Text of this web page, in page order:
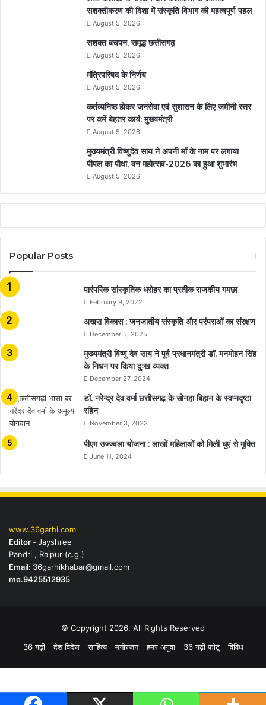
सशक्तीकरण की दिशा में संस्कृति विभाग की महत्वपूर्ण पहल
August 5, 2026
सशक्त बचपन, समृद्ध छत्तीसगढ़
August 5, 2026
मंत्रिपरिषद के निर्णय
August 5, 2026
कर्तव्यनिष्ठ होकर जनसेवा एवं सुशासन के लिए जमीनी स्तर
पर करें बेहतर कार्य: मुख्यमंत्री
August 5, 2026
मुख्यमंत्री विष्णुदेव साय ने अपनी माँ के नाम पर लगाया
पीपल का पौधा, वन महोत्सव-2026 का हुआ शुभारंभ
August 5, 2026
Popular Posts
​​​​​​​पारंपरिक सांस्कृतिक धरोहर का प्रतीक राजकीय गमछा
February 9, 2022
अखरा विकास : जनजातीय संस्कृति और परंपराओं का संरक्षण
December 5, 2025
मुख्यमंत्री विष्णु देव साय ने पूर्व प्रधानमंत्री डॉ. मनमोहन सिंह
के निधन पर किया दुःख व्यक्त
December 27, 2024
डॉ. नरेन्द्र देव वर्मा छत्तीसगढ़ के सोनहा बिहान के स्वप्नदृष्टा
रहिन
November 3, 2023
पीएम उज्ज्वला योजना : लाखों महिलाओं को मिली धुएं से मुक्ति
June 11, 2024
www.36garhi.com
Editor -Jayshree
Pandri , Raipur (c.g.)
Email: 36garhikhabar@gmail.com
mo.9425512935
© Copyright 2026, All Rights Reserved
36 गढ़ी
देश विदेस साहित्य मनोरंजन हमर अगुवा 36 गढ़ी फोटू विविध